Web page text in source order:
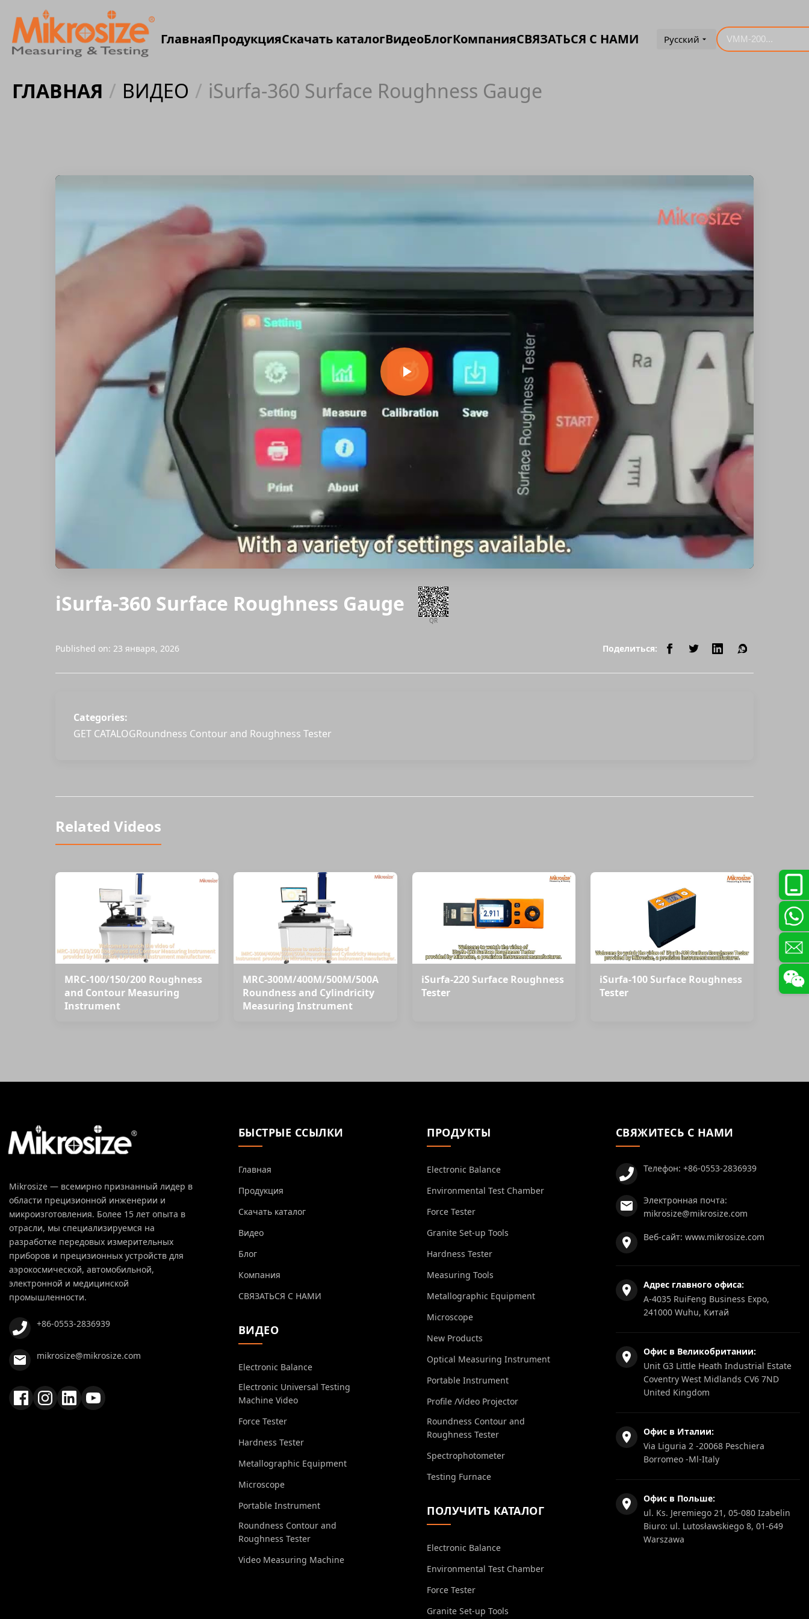
ГлавнаяПродукцияСкачать каталогВидеоБлогКомпанияСВЯЗАТЬСЯ С НАМИ Русский
ГЛАВНАЯ / ВИДЕО / iSurfa-360 Surface Roughness Gauge
iSurfa-360 Surface Roughness Gauge
QR
Published on: 23 января, 2026 Поделиться:
Categories:
GET CATALOGRoundness Contour and Roughness Tester
Related Videos
MRC-100/150/200 Roughness
and Contour Measuring
Instrument
MRC-300M/400M/500M/500A
Roundness and Cylindricity
Measuring Instrument
iSurfa-220 Surface Roughness
Tester
iSurfa-100 Surface Roughness
Tester
Mikrosize — всемирно признанный лидер в
области прецизионной инженерии и
микроизготовления. Более 15 лет опыта в
отрасли, мы специализируемся на
разработке передовых измерительных
приборов и прецизионных устройств для
аэрокосмической, автомобильной,
электронной и медицинской
промышленности.
+86-0553-2836939
mikrosize@mikrosize.com
БЫСТРЫЕ ССЫЛКИ
Главная
Продукция
Скачать каталог
Видео
Блог
Компания
СВЯЗАТЬСЯ С НАМИ
ВИДЕО
Electronic Balance
Electronic Universal Testing
Machine Video
Force Tester
Hardness Tester
Metallographic Equipment
Microscope
Portable Instrument
Roundness Contour and
Roughness Tester
Video Measuring Machine
ПРОДУКТЫ
Electronic Balance
Environmental Test Chamber
Force Tester
Granite Set-up Tools
Hardness Tester
Measuring Tools
Metallographic Equipment
Microscope
New Products
Optical Measuring Instrument
Portable Instrument
Profile /Video Projector
Roundness Contour and
Roughness Tester
Spectrophotometer
Testing Furnace
ПОЛУЧИТЬ КАТАЛОГ
Electronic Balance
Environmental Test Chamber
Force Tester
Granite Set-up Tools
СВЯЖИТЕСЬ С НАМИ
Телефон: +86-0553-2836939
Электронная почта:
mikrosize@mikrosize.com
Веб-сайт: www.mikrosize.com
Адрес главного офиса:
A-4035 RuiFeng Business Expo,
241000 Wuhu, Китай
Офис в Великобритании:
Unit G3 Little Heath Industrial Estate
Coventry West Midlands CV6 7ND
United Kingdom
Офис в Италии:
Via Liguria 2 -20068 Peschiera
Borromeo -Ml-Italy
Офис в Польше:
ul. Ks. Jeremiego 21, 05-080 Izabelin
Biuro: ul. Lutosławskiego 8, 01-649
Warszawa